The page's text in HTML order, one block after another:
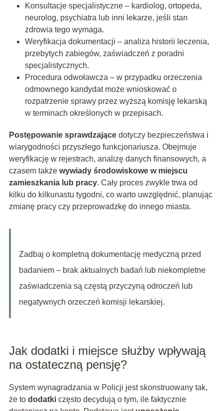
Konsultacje specjalistyczne – kardiolog, ortopeda,
neurolog, psychiatra lub inni lekarze, jeśli stan
zdrowia tego wymaga.
Weryfikacja dokumentacji – analiza historii leczenia,
przebytych zabiegów, zaświadczeń z poradni
specjalistycznych.
Procedura odwoławcza – w przypadku orzeczenia
odmownego kandydat może wnioskować o
rozpatrzenie sprawy przez wyższą komisję lekarską
w terminach określonych w przepisach.
Postępowanie sprawdzającedotyczy bezpieczeństwa i
wiarygodności przyszłego funkcjonariusza. Obejmuje
weryfikację w rejestrach, analizę danych finansowych, a
czasem także wywiady środowiskowe w miejscu
zamieszkania lub pracy. Cały proces zwykle trwa od
kilku do kilkunastu tygodni, co warto uwzględnić, planując
zmianę pracy czy przeprowadzkę do innego miasta.
Zadbaj o kompletną dokumentację medyczną przed
badaniem – brak aktualnych badań lub niekompletne
zaświadczenia są częstą przyczyną odroczeń lub
negatywnych orzeczeń komisji lekarskiej.
Jak dodatki i miejsce służby wpływają
na ostateczną pensję?
System wynagradzania w Policji jest skonstruowany tak,
że to dodatkiczęsto decydują o tym, ile faktycznie